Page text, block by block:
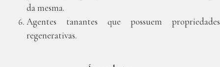
da mesma.
Agentes tanantes que possuem propriedades
regenerativas.